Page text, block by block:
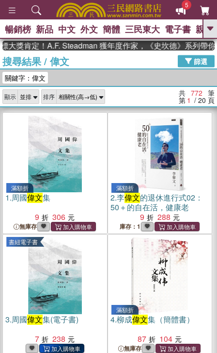
5
GO
高希均教授回憶錄
、 The Odyssey 、 父親節 、 如果歷
獎 臺灣漫遊錄 、 方念華 、 台灣的李
登輝時代
數學女孩：黎曼猜想 、
偉大的迷走神經
暢銷榜 新品 中文 外文 簡體 三民東大 電子書 親子
定！A.F. Steadman 獲年度作家，《史坎德》系列帶你踏上熱
搜尋結果/ 偉文
篩選
關鍵字：偉文
顯示 排序 共 772 筆
第 1 / 20 頁
滿額折
1.周國偉文集
9
306
無庫存
滿額折
2.李偉文的退休進行式02：
50＋的自在活，健康老
9
288
庫存：1
書紐電子書
3.周國偉文集(電子書)
7
238
滿額折
4.柳成偉文集（簡體書）
87
104
無庫存